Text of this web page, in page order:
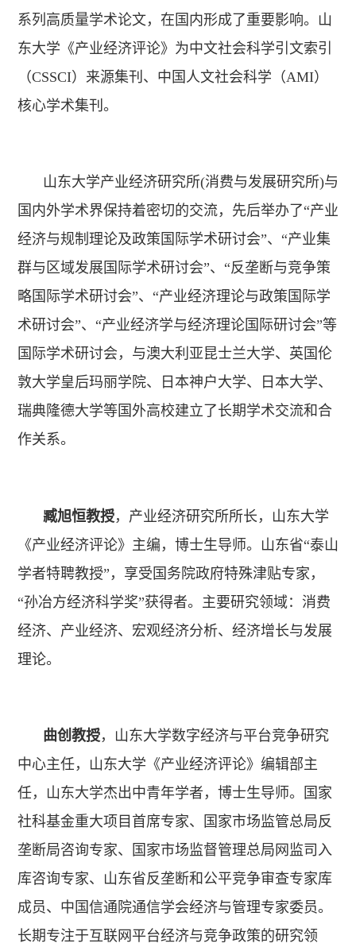
系列高质量学术论文，在国内形成了重要影响。山
东大学《产业经济评论》为中文社会科学引文索引
（CSSCI）来源集刊、中国人文社会科学（AMI）
核心学术集刊。
山东大学产业经济研究所(消费与发展研究所)与
国内外学术界保持着密切的交流，先后举办了“产业
经济与规制理论及政策国际学术研讨会”、“产业集
群与区域发展国际学术研讨会”、“反垄断与竞争策
略国际学术研讨会”、“产业经济理论与政策国际学
术研讨会”、“产业经济学与经济理论国际研讨会”等
国际学术研讨会，与澳大利亚昆士兰大学、英国伦
敦大学皇后玛丽学院、日本神户大学、日本大学、
瑞典隆德大学等国外高校建立了长期学术交流和合
作关系。
臧旭恒教授，产业经济研究所所长，山东大学
《产业经济评论》主编，博士生导师。山东省“泰山
学者特聘教授”，享受国务院政府特殊津贴专家，
“孙冶方经济科学奖”获得者。主要研究领域：消费
经济、产业经济、宏观经济分析、经济增长与发展
理论。
曲创教授，山东大学数字经济与平台竞争研究
中心主任，山东大学《产业经济评论》编辑部主
任，山东大学杰出中青年学者，博士生导师。国家
社科基金重大项目首席专家、国家市场监管总局反
垄断局咨询专家、国家市场监督管理总局网监司入
库咨询专家、山东省反垄断和公平竞争审查专家库
成员、中国信通院通信学会经济与管理专家委员。
长期专注于互联网平台经济与竞争政策的研究领